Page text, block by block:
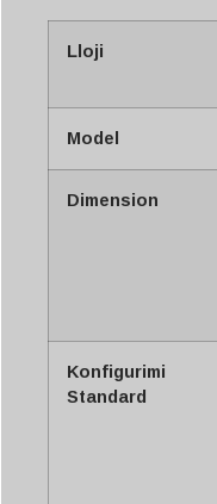
Lloji
Model
Dimension
Konfigurimi
Standard